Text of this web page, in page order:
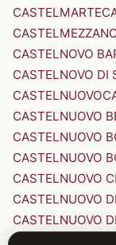
CASTELMARTE
CASTELNOVO
CASTELNOVO DI
CASTELNUOVO
CASTELNUOVO
CASTELNUOVO
CASTELNUOVO
CASTELNUOVO
CASTELNUOVO
CASTELNUOVO